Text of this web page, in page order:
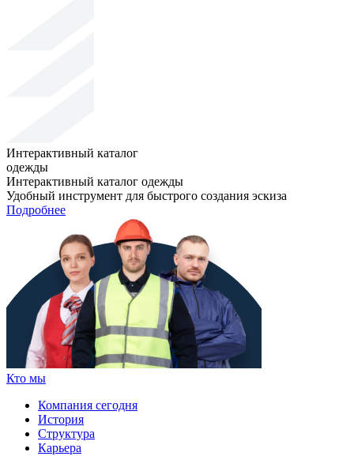
Интерактивный каталог
одежды
Интерактивный каталог одежды
Удобный инструмент для быстрого создания эскиза
Подробнее
Кто мы
Компания сегодня
История
Структура
Карьера